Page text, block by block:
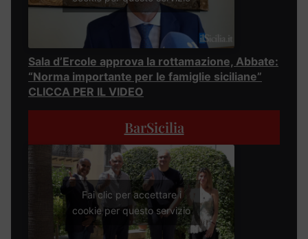
Sala d’Ercole approva la rottamazione, Abbate:
“Norma importante per le famiglie siciliane”
CLICCA PER IL VIDEO
BarSicilia
Fai clic per accettare i
cookie per questo servizio